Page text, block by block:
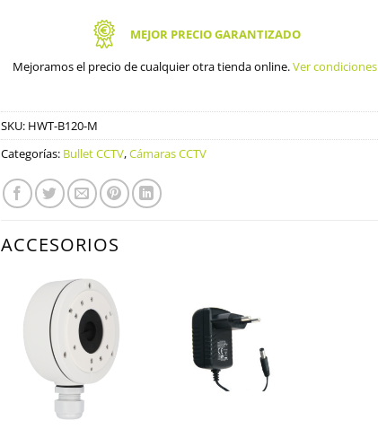
MEJOR PRECIO GARANTIZADO
Mejoramos el precio de cualquier otra tienda online.Ver condiciones
SKU: HWT-B120-M
Categorías: Bullet CCTV,Cámaras CCTV
ACCESORIOS